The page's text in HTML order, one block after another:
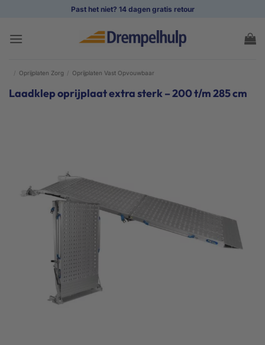
inhoud
Past het niet? 14 dagen gratis retour
/ Oprijplaten Zorg / Oprijplaten Vast Opvouwbaar
Laadklep oprijplaat extra sterk – 200 t/m 285 cm